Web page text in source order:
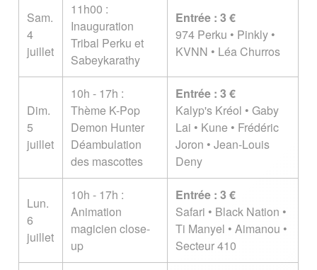
Sam.
4
juillet
11h00 :
Inauguration
Tribal Perku et
Sabeykarathy
Entrée : 3 €
974 Perku • Pinkly •
KVNN • Léa Churros
Dim.
5
juillet
10h - 17h :
Thème K-Pop
Demon Hunter
Déambulation
des mascottes
Entrée : 3 €
Kalyp's Kréol • Gaby
Lai • Kune • Frédéric
Joron • Jean-Louis
Deny
Lun.
6
juillet
10h - 17h :
Animation
magicien close-
up
Entrée : 3 €
Safari • Black Nation •
Ti Manyel • Aimanou •
Secteur 410